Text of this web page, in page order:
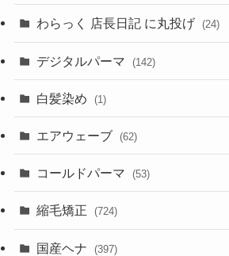
わらっく 店長日記 に丸投げ (24)
デジタルパーマ (142)
白髪染め (1)
エアウェーブ (62)
コールドパーマ (53)
縮毛矯正 (724)
国産ヘナ (397)